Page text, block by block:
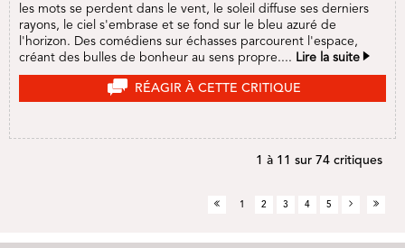
les mots se perdent dans le vent, le soleil diffuse ses derniers
rayons, le ciel s'embrase et se fond sur le bleu azuré de
l'horizon. Des comédiens sur échasses parcourent l'espace,
créant des bulles de bonheur au sens propre.... Lire la suite
RÉAGIR À CETTE CRITIQUE
1 à 11 sur 74 critiques
1 2 3 4 5